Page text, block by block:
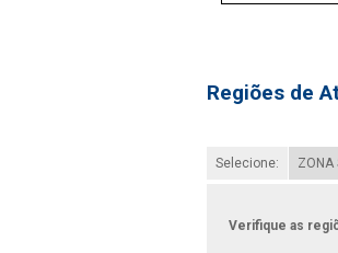
Regiões de
Selecione: ZONA
Verifique as